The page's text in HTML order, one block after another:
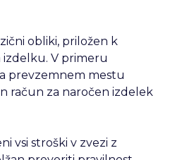
obliki, priložen k
V primeru
prevzemnem mestu
račun za naročen izdelek
vsi stroški v zvezi z